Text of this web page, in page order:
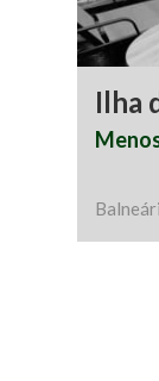
Ilha